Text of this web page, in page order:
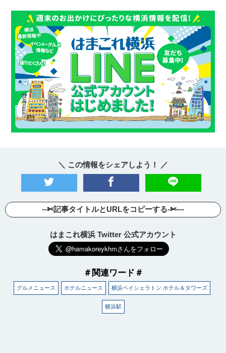
＼ この情報をシェアしよう！ ／
--✄記事タイトルとURLをコピーする-✄—
はまこれ横浜 Twitter 公式アカウント
＃関連ワード＃
グルメニュース ホテルニュース 横浜ベイシェラトン ホテル＆タワーズ
横浜駅